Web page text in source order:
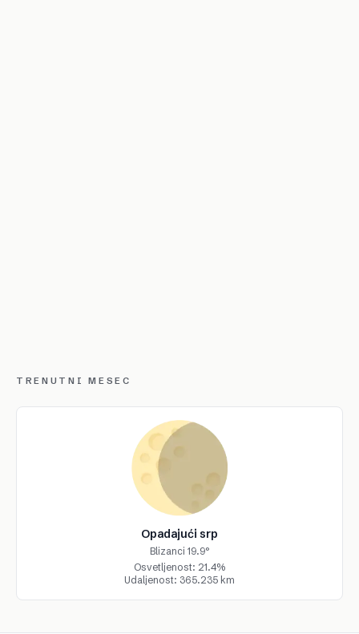
TRENUTNI MESEC
Opadajući srp
Blizanci 19.9°
Osvetljenost: 21.4%
Udaljenost: 365.235 km